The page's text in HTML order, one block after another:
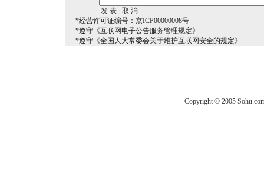
*经营许可证编号：京ICP00000008号
*遵守《互联网电子公告服务管理规定》
*遵守《全国人大常委会关于维护互联网安全的规定》
Copyright © 2005